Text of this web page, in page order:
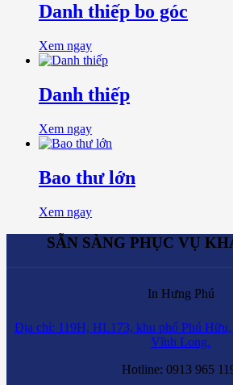
Danh thiếp bo góc
Xem ngay
Danh thiếp
Xem ngay
Bao thư lớn
Xem ngay
SẴN SÀNG PHỤC VỤ
In Hưng Phú
Địa chỉ: 119H, HL173, khu phố Phú
Vĩnh Long.
Hotline: 0913 965